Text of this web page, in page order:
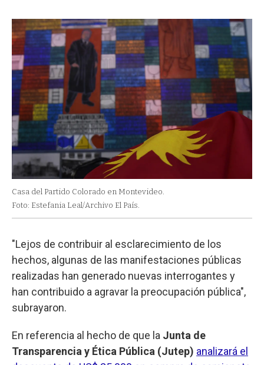
Casa del Partido Colorado en Montevideo.
Foto: Estefania Leal/Archivo El País.
"Lejos de contribuir al esclarecimiento de los
hechos, algunas de las manifestaciones públicas
realizadas han generado nuevas interrogantes y
han contribuido a agravar la preocupación pública",
subrayaron.
En referencia al hecho de que la Junta de
Transparencia y Ética Pública (Jutep) analizará el